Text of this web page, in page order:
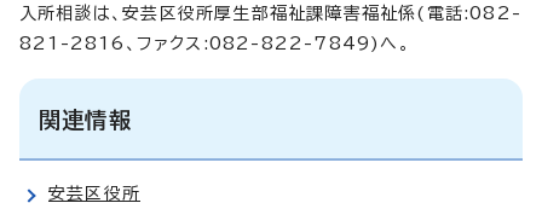
入所相談は、安芸区役所厚生部福祉課障害福祉係(電話:082-
821-2816、ファクス:082-822-7849)へ。
関連情報
安芸区役所